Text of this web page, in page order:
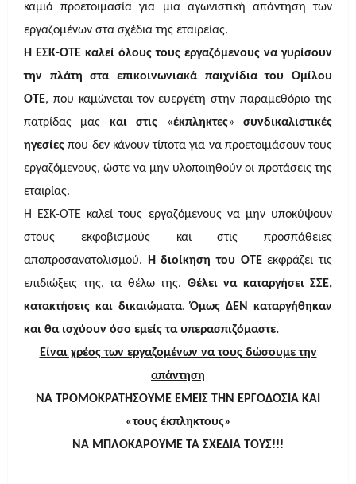
καμιά προετοιμασία για μια αγωνιστική απάντηση των
εργαζομένων στα σχέδια της εταιρείας.
Η ΕΣΚ-ΟΤΕ καλεί όλους τους εργαζόμενους να γυρίσουν
την πλάτη στα επικοινωνιακά παιχνίδια του Ομίλου
ΟΤΕ, που καμώνεται τον ευεργέτη στην παραμεθόριο της
πατρίδας μας και στις «έκπληκτες» συνδικαλιστικές
ηγεσίες που δεν κάνουν τίποτα για να προετοιμάσουν τους
εργαζόμενους, ώστε να μην υλοποιηθούν οι προτάσεις της
εταιρίας.
Η ΕΣΚ-ΟΤΕ καλεί τους εργαζόμενους να μην υποκύψουν
στους εκφοβισμούς και στις προσπάθειες
αποπροσανατολισμού. Η διοίκηση του ΟΤΕεκφράζει τις
επιδιώξεις της, τα θέλω της. Θέλει να καταργήσει ΣΣΕ,
κατακτήσεις και δικαιώματα.Όμως ΔΕΝ καταργήθηκαν
και θα ισχύουν όσο εμείς τα υπερασπιζόμαστε.
Είναι χρέος των εργαζομένων να τους δώσουμε την
απάντηση
ΝΑ ΤΡΟΜΟΚΡΑΤΗΣΟΥΜΕ ΕΜΕΙΣ ΤΗΝ ΕΡΓΟΔΟΣΙΑ ΚΑΙ
«τους έκπληκτους»
ΝΑ ΜΠΛΟΚΑΡΟΥΜΕ ΤΑ ΣΧΕΔΙΑ ΤΟΥΣ!!!